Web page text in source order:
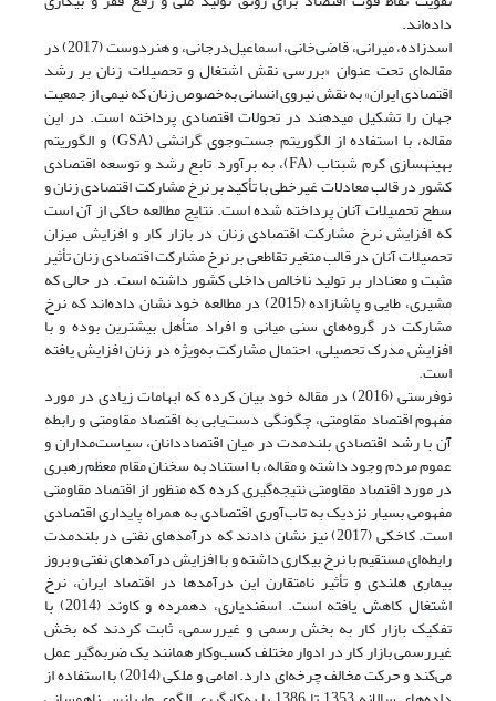
داده‌اند.
اسدزاده، میرانی، قاضی‌خانی، اسماعیل‌درجانی، و هنردوست (2017) در
مقاله‌ای تحت عنوان «بررسی نقش اشتغال و تحصیلات زنان بر رشد
اقتصادی ایران» به نقش نیروی انسانی به‌خصوص زنان که نیمی از جمعیت
جهان را تشکیل می‏دهند در تحولات اقتصادی پرداخته است. در این
مقاله، با استفاده از الگوریتم جست‌وجوی گرانشی (GSA) و الگوریتم
بهینه‏سازی کرم شب‏تاب (FA)، به برآورد تابع رشد و توسعه اقتصادی
کشور در قالب معادلات غیرخطی با تأکید بر نرخ مشارکت اقتصادی زنان و
سطح تحصیلات آنان پرداخته شده است. نتایج مطالعه حاکی از آن است
که افزایش نرخ مشارکت اقتصادی زنان در بازار کار و افزایش میزان
تحصیلات آنان در قالب متغیر تقاطعی بر نرخ مشارکت اقتصادی زنان تأثیر
مثبت و معنادار بر تولید ناخالص داخلی کشور داشته است. در حالی که
مشیری، طایی و پاشازاده (2015) در مطالعه خود نشان داده‌اند که نرخ
مشارکت در گروه‌ها‌ی سنی میانی و افراد متأهل بیشترین بوده و با
افزایش مدرک تحصیلی، احتمال مشارکت به‌ویژه در زنان افزایش یافته
است.
نوفرستی (2016) در مقاله خود بیان کرده که ابهامات زیادی در مورد
مفهوم اقتصاد مقاومتی، چگونگی دست‌یابی به اقتصاد مقاومتی و رابطه
آن با رشد اقتصادی بلندمدت در میان اقتصاددانان، سیاست‌مداران و
عموم مردم وجود داشته و مقاله، با استناد به سخنان مقام معظم رهبری
در مورد اقتصاد مقاومتی نتیجه‌گیری کرده که منظور از اقتصاد مقاومتی
مفهومی بسیار نزدیک به تاب‌آوری اقتصادی به همراه پایداری اقتصادی
است. کاخکی (2017) نیز نشان دادند که درآمدهای نفتی در بلندمدت
رابطه‌ای مستقیم با نرخ بیکاری داشته و با افزایش درآمدهای نفتی و بروز
بیماری هلندی و تأثیر نامتقارن این درآمدها در اقتصاد ایران، نرخ
اشتغال کاهش یافته است. اسفندیاری، دهمرده و کاوند (2014) با
تفکیک بازار کار به بخش رسمی و غیررسمی، ثابت کردند که بخش
غیررسمی بازار کار در ادوار مختلف کسب‌و‌کار همانند یک ضربه‌گیر عمل
می‌کند و حرکت مخالف چرخه‌ای دارد. امامی و ملکی (2014) با استفاده از